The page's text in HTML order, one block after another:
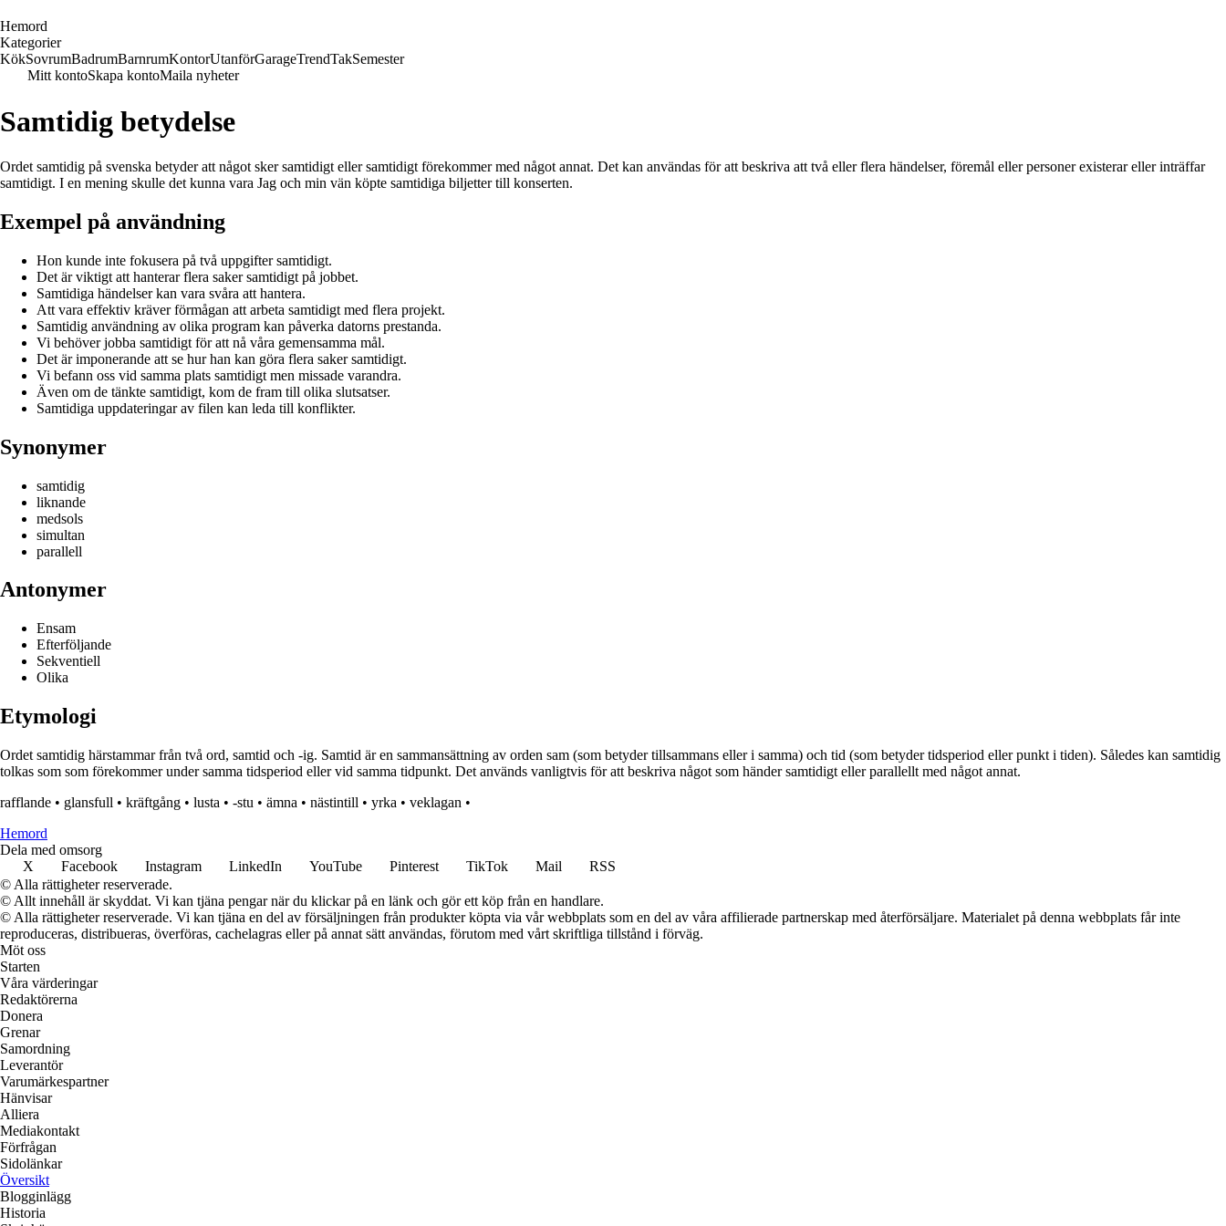
Hemord
Kategorier
KökSovrumBadrumBarnrumKontorUtanförGarageTrendTakSemester
Mitt kontoSkapa kontoMaila nyheter
Samtidig betydelse
Ordet samtidig på svenska betyder att något sker samtidigt eller samtidigt förekommer med något annat. Det kan användas för att beskriva att två eller flera händelser, föremål eller personer existerar eller inträffar
samtidigt. I en mening skulle det kunna vara Jag och min vän köpte samtidiga biljetter till konserten.
Exempel på användning
Hon kunde inte fokusera på två uppgifter samtidigt.
Det är viktigt att hanterar flera saker samtidigt på jobbet.
Samtidiga händelser kan vara svåra att hantera.
Att vara effektiv kräver förmågan att arbeta samtidigt med flera projekt.
Samtidig användning av olika program kan påverka datorns prestanda.
Vi behöver jobba samtidigt för att nå våra gemensamma mål.
Det är imponerande att se hur han kan göra flera saker samtidigt.
Vi befann oss vid samma plats samtidigt men missade varandra.
Även om de tänkte samtidigt, kom de fram till olika slutsatser.
Samtidiga uppdateringar av filen kan leda till konflikter.
Synonymer
samtidig
liknande
medsols
simultan
parallell
Antonymer
Ensam
Efterföljande
Sekventiell
Olika
Etymologi
Ordet samtidig härstammar från två ord, samtid och -ig. Samtid är en sammansättning av orden sam (som betyder tillsammans eller i samma) och tid (som betyder tidsperiod eller punkt i tiden). Således kan samtidig
tolkas som som förekommer under samma tidsperiod eller vid samma tidpunkt. Det används vanligtvis för att beskriva något som händer samtidigt eller parallellt med något annat.
rafflande • glansfull • kräftgång • lusta • -stu • ämna • nästintill • yrka • veklagan •
Hemord
Dela med omsorg
X
Facebook Instagram LinkedIn YouTube Pinterest TikTok Mail
RSS
© Alla rättigheter reserverade.
© Allt innehåll är skyddat. Vi kan tjäna pengar när du klickar på en länk och gör ett köp från en handlare.
© Alla rättigheter reserverade. Vi kan tjäna en del av försäljningen från produkter köpta via vår webbplats som en del av våra affilierade partnerskap med återförsäljare. Materialet på denna webbplats får inte
reproduceras, distribueras, överföras, cachelagras eller på annat sätt användas, förutom med vårt skriftliga tillstånd i förväg.
Möt oss
Starten
Våra värderingar
Redaktörerna
Donera
Grenar
Samordning
Leverantör
Varumärkespartner
Hänvisar
Alliera
Mediakontakt
Förfrågan
Sidolänkar
Översikt
Blogginlägg
Historia